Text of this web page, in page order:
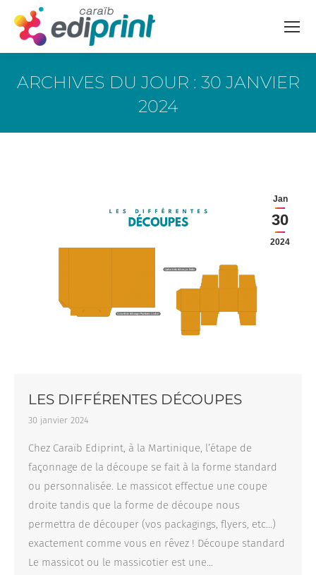
ARCHIVES DU JOUR : 30 JANVIER
2024
Jan
30
2024
LES DIFFÉRENTES DÉCOUPES
30 janvier 2024
Chez Caraïb Ediprint, à la Martinique, l’étape de
façonnage de la découpe se fait à la forme standard
ou personnalisée. Le massicot effectue une coupe
droite tandis que la forme de découpe nous
permettra de découper (vos packagings, flyers, etc…)
exactement comme vous en rêvez ! Découpe standard
Le massicot ou le massicotier est une…